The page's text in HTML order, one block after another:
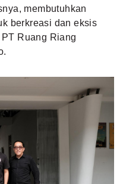
membutuhkan
berkreasi dan eksis
Ruang Riang